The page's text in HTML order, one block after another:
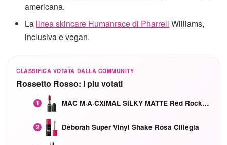
americana.
La linea skincare Humanrace di Pharrell Williams,
inclusiva e vegan.
CLASSIFICA VOTATA DALLA COMMUNITY
Rossetto Rosso: i piu votati
1 MAC M·A·CXIMAL SILKY MATTE Red Rock mat
2 Deborah Super Vinyl Shake Rosa Ciliegia